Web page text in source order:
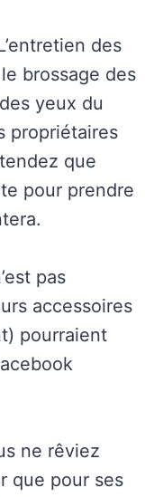
des
brossage des
yeux du
propriétaires
que
pour prendre
pas
accessoires
pourraient
ne rêviez
que pour ses